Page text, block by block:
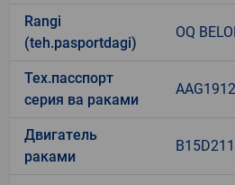
Rangi
(teh.pasportdagi)
OQ
Тех.пасспорт
серия ва раками
Двигатель
раками